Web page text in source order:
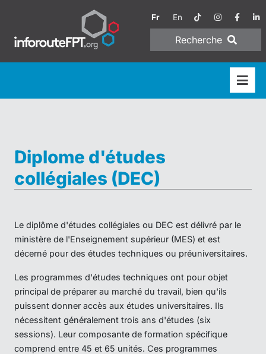
Fr En
Recherche
Diplome d'études
collégiales (DEC)
Le diplôme d'études collégiales ou DEC est délivré par le
ministère de l'Enseignement supérieur (MES) et est
décerné pour des études techniques ou préuniversitaires.
Les programmes d'études techniques ont pour objet
principal de préparer au marché du travail, bien qu'ils
puissent donner accès aux études universitaires. Ils
nécessitent généralement trois ans d'études (six
sessions). Leur composante de formation spécifique
comprend entre 45 et 65 unités. Ces programmes